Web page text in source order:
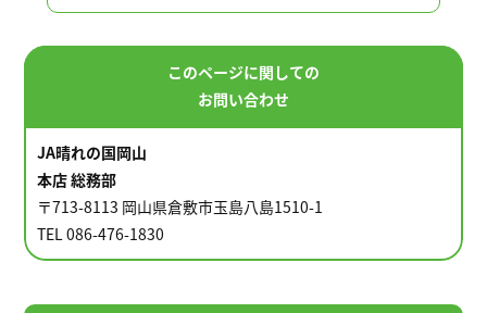
このページに関しての
お問い合わせ
JA晴れの国岡山
本店 総務部
〒713-8113 岡山県倉敷市玉島八島1510-1
TEL 086-476-1830